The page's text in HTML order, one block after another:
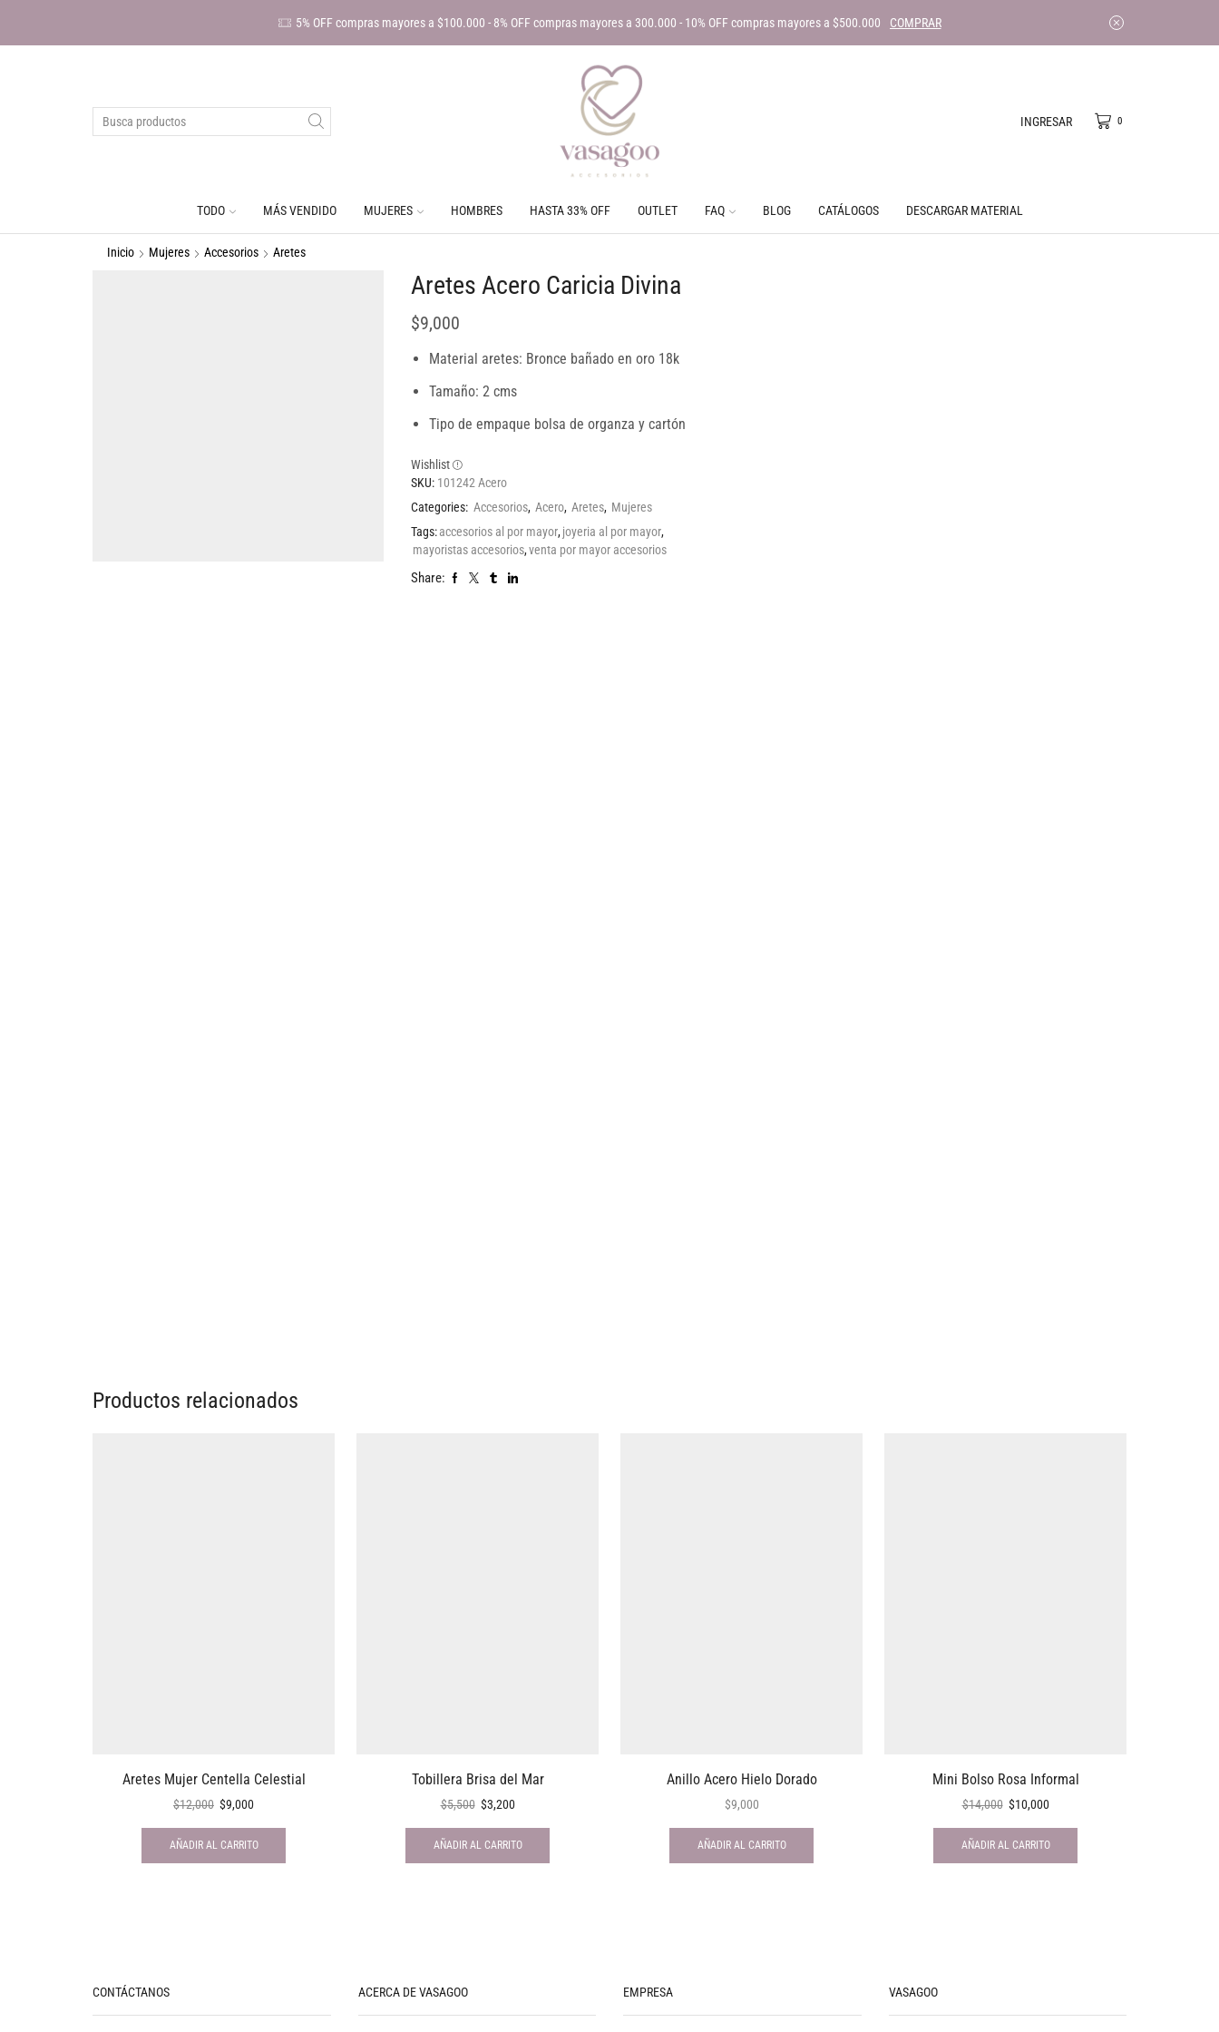
5% OFF compras mayores a $100.000 - 8% OFF compras mayores a 300.000 - 10% OFF compras mayores a $500.000 COMPRAR
INGRESAR 0
TODO MÁS VENDIDO MUJERES HOMBRES HASTA 33% OFF OUTLET FAQ BLOG CATÁLOGOS DESCARGAR MATERIAL
Inicio Mujeres Accesorios Aretes
Aretes Acero Caricia Divina
$9,000
Material aretes: Bronce bañado en oro 18k
Tamaño: 2 cms
Tipo de empaque bolsa de organza y cartón
Wishlist
SKU: 101242 Acero
Categories: Accesorios, Acero, Aretes, Mujeres
Tags:accesorios al por mayor,joyeria al por mayor,
mayoristas accesorios,venta por mayor accesorios
Share:
Productos relacionados
Aretes Mujer Centella Celestial
$12,000 $9,000
AÑADIR AL CARRITO
Tobillera Brisa del Mar
$5,500 $3,200
AÑADIR AL CARRITO
Anillo Acero Hielo Dorado
$9,000
AÑADIR AL CARRITO
Mini Bolso Rosa Informal
$14,000 $10,000
AÑADIR AL CARRITO
CONTÁCTANOS ACERCA DE VASAGOO EMPRESA VASAGOO